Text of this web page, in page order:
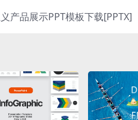
产品展示PPT模板下载[PPTX]